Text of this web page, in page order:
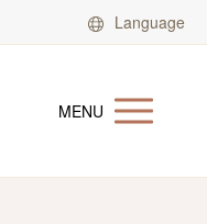
Language
MENU